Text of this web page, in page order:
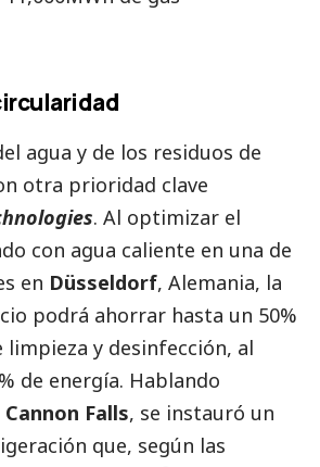
agua y de los residuos de
otra prioridad clave
. Al optimizar el
con agua caliente en una de
en Düsseldorf, Alemania, la
podrá ahorrar hasta un 50%
limpieza y desinfección, al
de energía. Hablando
Cannon Falls, se instauró un
que, según las